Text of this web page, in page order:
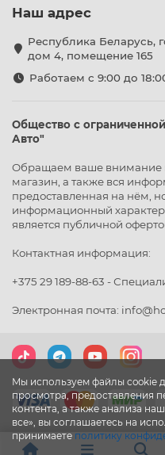
Мы используем файлы cookie
просмотра, предоставления
контента, а также анализа
все», вы соглашаетесь на
принимаете политику
Наш адрес
Республика Беларусь,
дом 4, помещение 165
Работаем с 9:00 до
Общество с
Авто"
Обращаем ваше внимание
магазин, а также вся
предоставленная на нём,
информационный
является публичной
Контактная информация:
+375 29 189-88-63 -
Электронная почта: